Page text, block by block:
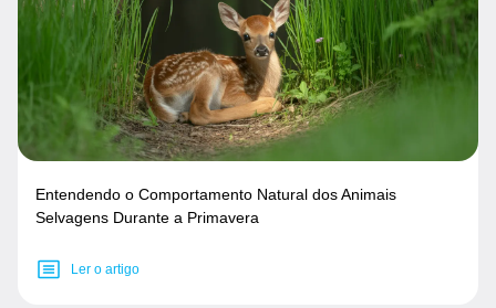
Entendendo o Comportamento Natural dos Animais
Selvagens Durante a Primavera
Ler o artigo